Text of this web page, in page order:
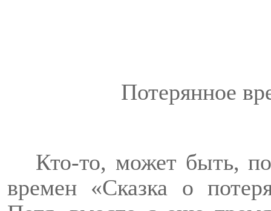
Потерянное
Кто-то, может быть,
времен «Сказка о